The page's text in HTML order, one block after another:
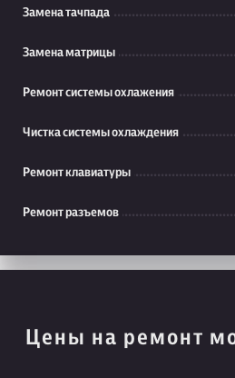
Замена тачпада
Замена матрицы
Ремонт системы охлажения
Чистка системы охлаждения
Ремонт клавиатуры
Ремонт разъемов
Цены на ремонт